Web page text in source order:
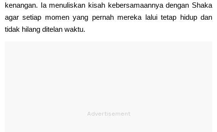
kenangan. Ia menuliskan kisah kebersamaannya dengan Shaka
agar setiap momen yang pernah mereka lalui tetap hidup dan
tidak hilang ditelan waktu.